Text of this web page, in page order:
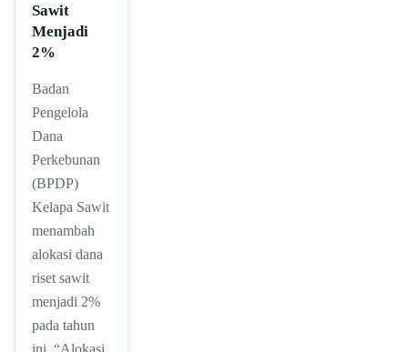
Sawit
Menjadi
2%
Badan
Pengelola
Dana
Perkebunan
(BPDP)
Kelapa Sawit
menambah
alokasi dana
riset sawit
menjadi 2%
pada tahun